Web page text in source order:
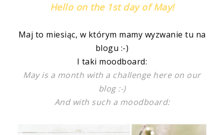
Hello on the 1st day of May!
Maj to miesiąc, w którym mamy wyzwanie tu na
blogu :-)
I taki moodboard:
May is a month with a challenge here on our
blog :-)
And with such a moodboard: